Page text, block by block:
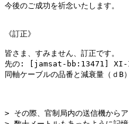
今後のご成功を祈念いたします。
《訂正》
皆さま、すみません、訂正です。
先の: [jamsat-bb:13471] XI-IV
同軸ケーブルの品番と減衰量（ｄB
> その際、官制局内の送信機からア